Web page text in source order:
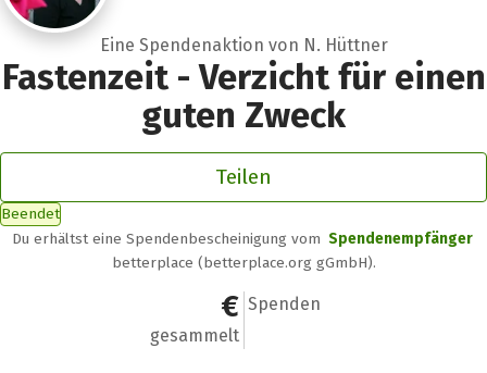
Eine Spendenaktion von N. Hüttner
Fastenzeit - Verzicht für einen
guten Zweck
Teilen
Beendet
Du erhältst eine Spendenbescheinigung vom Spendenempfänger
betterplace (betterplace.org gGmbH).
110 €
gesammelt
4
Spenden